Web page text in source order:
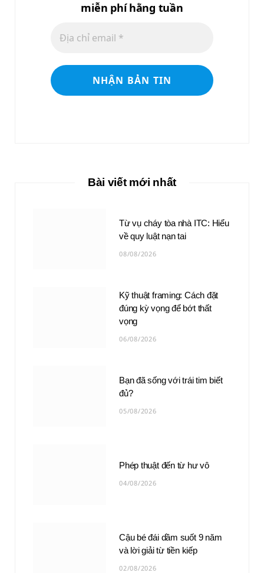
miễn phí hằng tuần
Bài viết mới nhất
Từ vụ cháy tòa nhà ITC: Hiểu
về quy luật nạn tai
08/08/2026
Kỹ thuật framing: Cách đặt
đúng kỳ vọng để bớt thất
vọng
06/08/2026
Bạn đã sống với trái tim biết
đủ?
05/08/2026
Phép thuật đến từ hư vô
04/08/2026
Cậu bé đái dầm suốt 9 năm
và lời giải từ tiền kiếp
02/08/2026